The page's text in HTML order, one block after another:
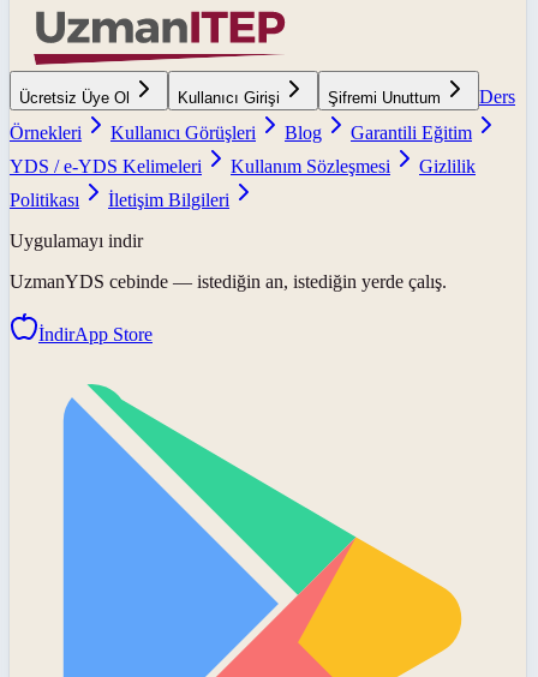
Ücretsiz Üye Ol Kullanıcı Girişi Şifremi Unuttum
Ders
Örnekleri
Kullanıcı Görüşleri Blog
Garantili Eğitim
YDS / e-YDS Kelimeleri
Kullanım Sözleşmesi
Gizlilik
Politikası
İletişim Bilgileri
Uygulamayı indir
UzmanYDS cebinde — istediğin an, istediğin yerde çalış.
İndirApp Store